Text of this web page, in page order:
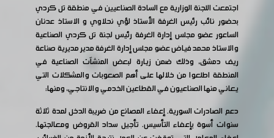
اجتمعت اللجنة الوزارية مع السادة الصناعيين في منطقة تل كردي
بحضور نائب رئيس الغرفة الأستاذ لؤي نحلاوي و الاستاذ عدنان
الساعور عضو مجلس إدارة الغرفة رئيس لجنة تل كردي الصناعية
والاستاذ محمد فياض عضو مجلس إدارة الغرفة مدير مديرية صناعة
ريف دمشق، وذلك ضمن زيارة لبعض المنشآت الصناعية في
المنطقة اطلعوا من خلالها على أهم الصعوبات والمشكلات التي
يعاني منها الصناعيون في القطاعين الخدمي والانتاجي، ومنها:
دعم الصادرات السورية. إعفاء المصانع من ضريبة الدخل لمدة ثلاثة
سنوات أسوة بإعفاء التأسيس. تأجيل سداد القروض ومعالجتها.